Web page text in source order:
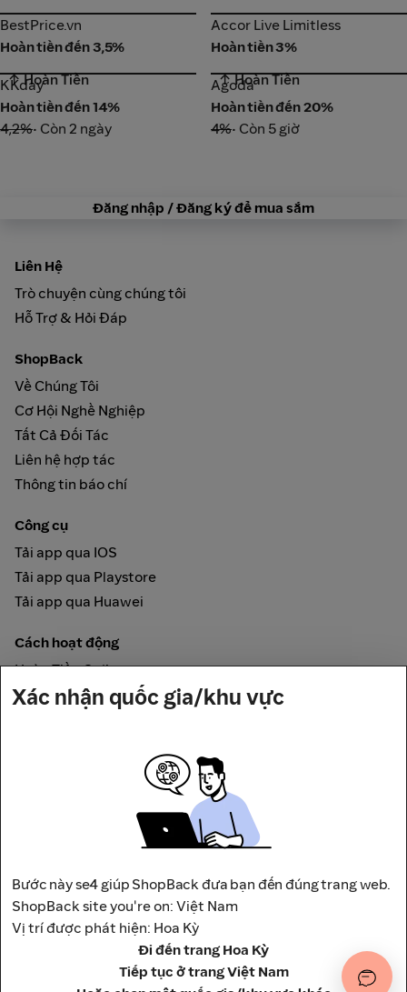
BestPrice.vn
BestPrice.vn
Hoàn tiền đến 3,5%
Accor Live Limitless
Accor Live Limitless
Hoàn tiền 3%
KKday
↑ Hoàn Tiền
KKday
Hoàn tiền đến 14%
4,2%• Còn 2 ngày
Agoda
↑ Hoàn Tiền
Agoda
Hoàn tiền đến 20%
4%• Còn 5 giờ
Đăng nhập / Đăng ký để mua sắm
Liên Hệ
Trò chuyện cùng chúng tôi
Hỗ Trợ & Hỏi Đáp
ShopBack
Về Chúng Tôi
Cơ Hội Nghề Nghiệp
Tất Cả Đối Tác
Liên hệ hợp tác
Thông tin báo chí
Công cụ
Tải app qua IOS
Tải app qua Playstore
Tải app qua Huawei
Cách hoạt động
Hoàn Tiền Online
Được đảm bảo bởi
Địa chỉ: Tầng 12, Tháp A, Trụ Sở Điều Hành Và Trung Tâm
Thương Mại Viettel,
số 285 Cách Mạng Tháng 8, Phường Hòa Hưng, Thành phố
Hồ Chí Minh, Việt Nam
Chính Sách Bảo Mật
Xác nhận quốc gia/khu vực
Bước này se4 giúp ShopBack đưa bạn đến đúng trang web.
ShopBack site you're on: Việt Nam
Vị trí được phát hiện: Hoa Kỳ
Đi đến trang Hoa Kỳ
Tiếp tục ở trang Việt Nam